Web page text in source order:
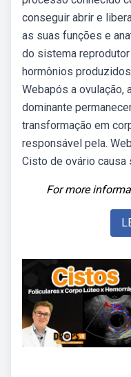
conseguir abrir e
as suas funções e
do sistema
hormônios
Webapós a
dominante
transformação em
responsável pela.
Cisto de ovário causa
For more